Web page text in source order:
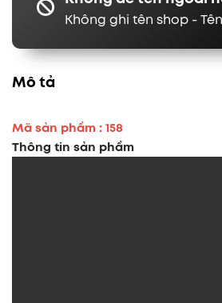
Không ghi tên shop -
Mô tả
Mã sản phẩm : 158
Thông tin sản phẩm